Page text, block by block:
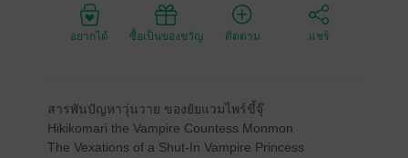
อยากได้ ซื้อเป็นของขวัญ ติดตาม แชร์
สารพันปัญหาวุ่นวาย ของยัยแวมไพร์ขี้จุ๊
Hikikomari the Vampire Countess Monmon
The Vexations of a Shut-In Vampire Princess